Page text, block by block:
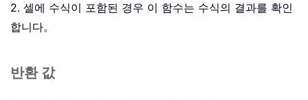
2. 셀에 수식이 포함된 경우 이 함수는 수식의 결과를 확인
합니다。
반환 값